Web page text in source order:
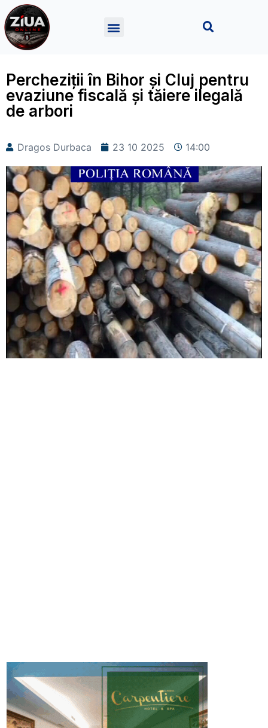
Percheziții în Bihor și Cluj pentru
evaziune fiscală și tăiere ilegală
de arbori
Dragos Durbaca 23 10 2025 14:00